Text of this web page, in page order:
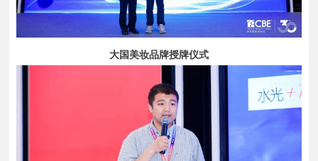
大国美妆品牌授牌仪式